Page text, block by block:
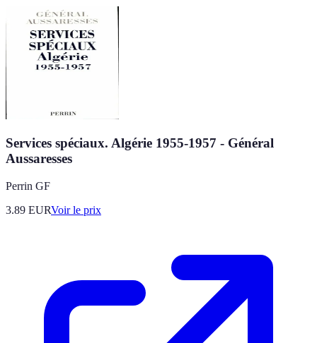
Services spéciaux. Algérie 1955-1957 - Général
Aussaresses
Perrin GF
3.89 EURVoir le prix